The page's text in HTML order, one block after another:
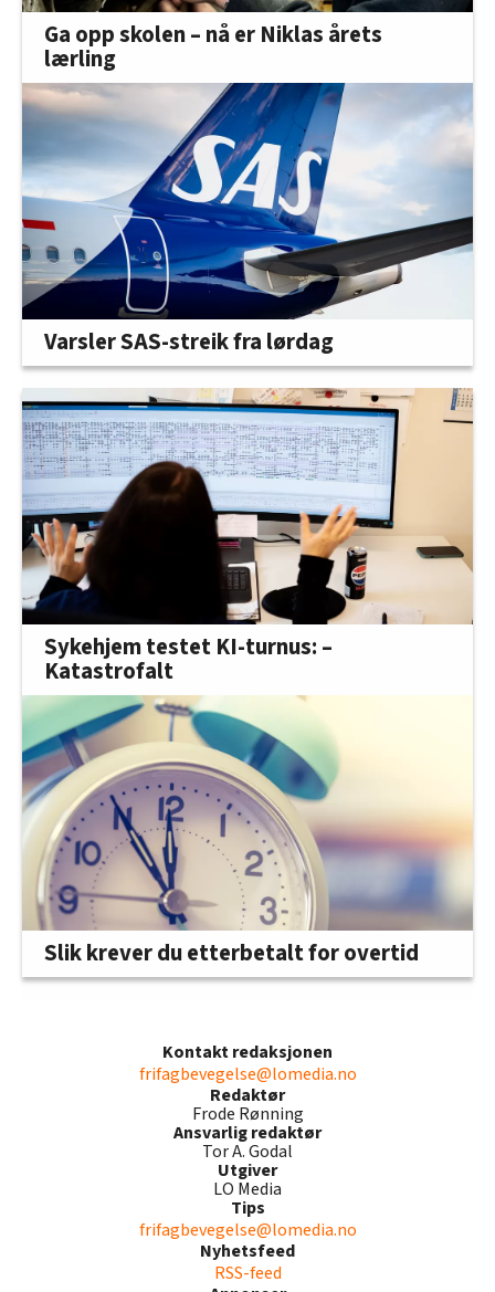
Ga opp skolen – nå er Niklas årets
lærling
Varsler SAS-streik fra lørdag
Sykehjem testet KI-turnus: –
Katastrofalt
Slik krever du etterbetalt for overtid
Kontakt redaksjonen
frifagbevegelse@lomedia.no
Redaktør
Frode Rønning
Ansvarlig redaktør
Tor A. Godal
Utgiver
LO Media
Tips
frifagbevegelse@lomedia.no
Nyhetsfeed
RSS-feed